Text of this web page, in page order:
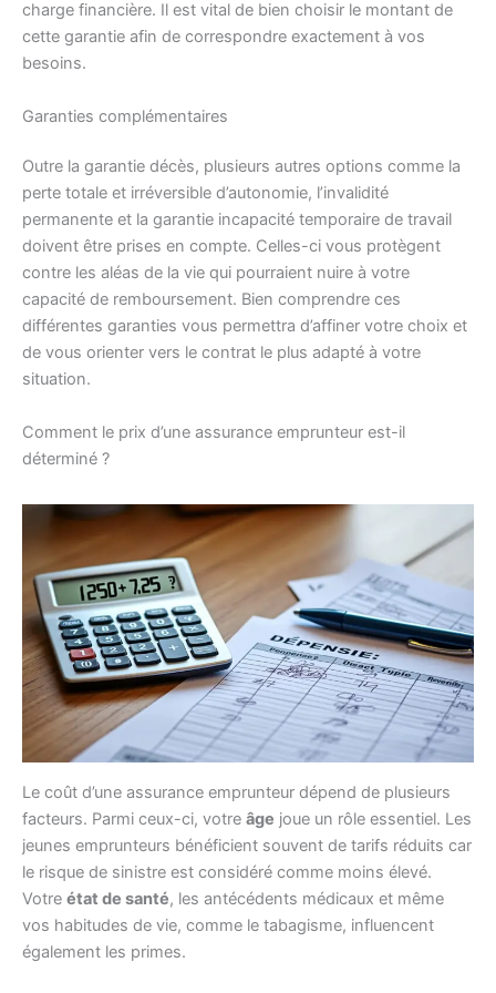
charge financière. Il est vital de bien choisir le montant de
cette garantie afin de correspondre exactement à vos
besoins.
Garanties complémentaires
Outre la garantie décès, plusieurs autres options comme la
perte totale et irréversible d’autonomie, l’invalidité
permanente et la garantie incapacité temporaire de travail
doivent être prises en compte. Celles-ci vous protègent
contre les aléas de la vie qui pourraient nuire à votre
capacité de remboursement. Bien comprendre ces
différentes garanties vous permettra d’affiner votre choix et
de vous orienter vers le contrat le plus adapté à votre
situation.
Comment le prix d’une assurance emprunteur est-il
déterminé ?
Le coût d’une assurance emprunteur dépend de plusieurs
facteurs. Parmi ceux-ci, votre âge joue un rôle essentiel. Les
jeunes emprunteurs bénéficient souvent de tarifs réduits car
le risque de sinistre est considéré comme moins élevé.
Votre état de santé, les antécédents médicaux et même
vos habitudes de vie, comme le tabagisme, influencent
également les primes.